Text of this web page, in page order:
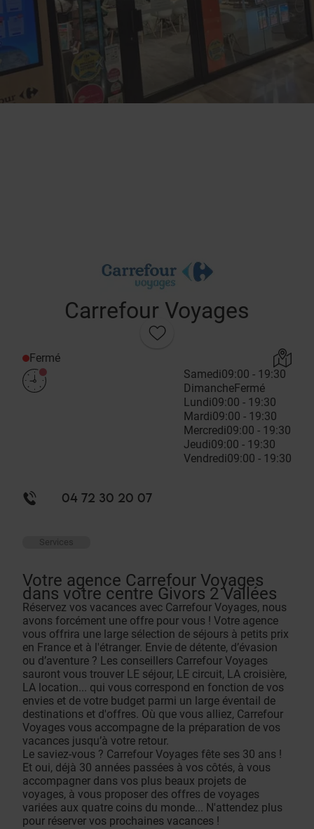
Carrefour Voyages
Fermé
Samedi09:00 - 19:30
DimancheFermé
Lundi09:00 - 19:30
Mardi09:00 - 19:30
Mercredi09:00 - 19:30
Jeudi09:00 - 19:30
Vendredi09:00 - 19:30
04 72 30 20 07
Services
Votre agence Carrefour Voyages
dans votre centre Givors 2 Vallées
Réservez vos vacances avec Carrefour Voyages, nous
avons forcément une offre pour vous ! Votre agence
vous offrira une large sélection de séjours à petits prix
en France et à l'étranger. Envie de détente, d’évasion
ou d’aventure ? Les conseillers Carrefour Voyages
sauront vous trouver LE séjour, LE circuit, LA croisière,
LA location... qui vous correspond en fonction de vos
envies et de votre budget parmi un large éventail de
destinations et d'offres. Où que vous alliez, Carrefour
Voyages vous accompagne de la préparation de vos
vacances jusqu’à votre retour.
Le saviez-vous ? Carrefour Voyages fête ses 30 ans !
Et oui, déjà 30 années passées à vos côtés, à vous
accompagner dans vos plus beaux projets de
voyages, à vous proposer des offres de voyages
variées aux quatre coins du monde... N'attendez plus
pour réserver vos prochaines vacances !